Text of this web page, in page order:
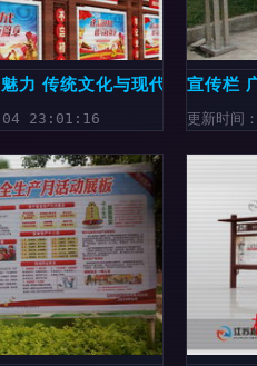
力 传统文化与现代精神的完
04 23:01:16
宣传栏
更新时